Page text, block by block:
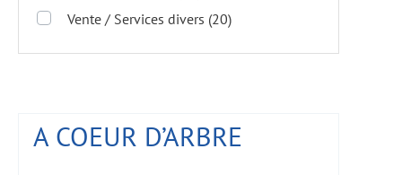
Vente / Services divers (20)
A COEUR D’ARBRE